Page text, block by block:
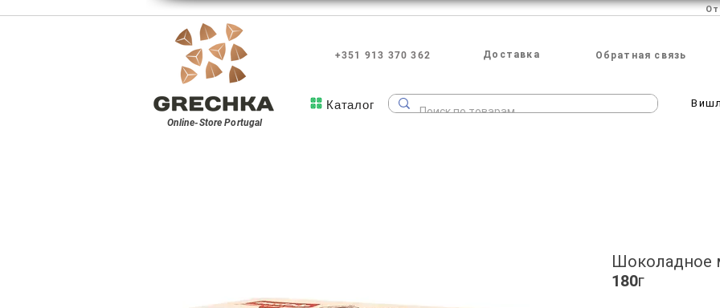
+351 913 370 362 Доставка Обратная связь
Online-StorePortugal
Каталог
Шоколадное
180г